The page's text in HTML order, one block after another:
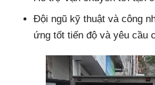
Đội ngũ kỹ thuật và công
ứng tốt tiến độ và yêu cầu